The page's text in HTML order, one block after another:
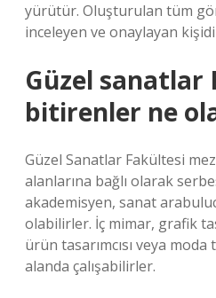
yürütür. Oluşturulan tüm
inceleyen ve onaylayan
Güzel sanatlar
bitirenler ne
Güzel Sanatlar Fakültesi
alanlarına bağlı olarak
akademisyen, sanat
olabilirler. İç mimar, grafik
ürün tasarımcısı veya moda
alanda çalışabilirler.